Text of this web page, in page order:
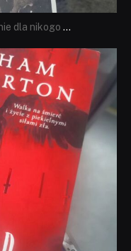
dla nikogo ...